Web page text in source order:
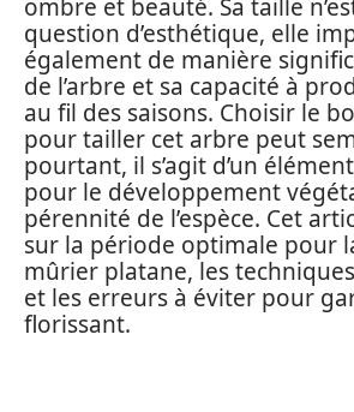
ombre et beauté. Sa taille
question d’esthétique, elle
également de manière
de l’arbre et sa capacité à
au fil des saisons. Choisir le
pour tailler cet arbre peut
pourtant, il s’agit d’un
pour le développement
pérennité de l’espèce. Cet
sur la période optimale pour
mûrier platane, les
et les erreurs à éviter pour
florissant.